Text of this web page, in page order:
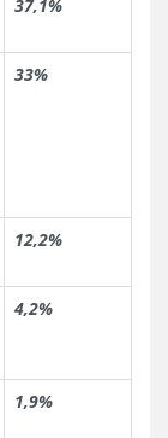
37,1%
33%
12,2%
4,2%
1,9%